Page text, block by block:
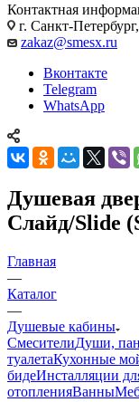
Контактная
г. Санкт-
zakaz@smesx.ru
Вконтакте
Telegram
WhatsApp
Душевая
Слайд/Slide
Главная
—
Каталог
—
Душевые кабины
СмесителиДуши,
туалетаКухонные
бидеИнсталляции
отопленияВанны